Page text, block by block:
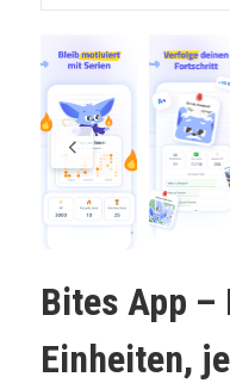
Bites App –
Einheiten,